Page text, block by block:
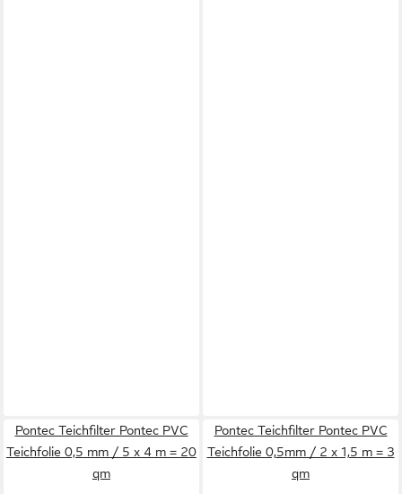
Pontec Teichfilter Pontec PVC
Teichfolie 0,5 mm / 5 x 4 m = 20
qm
Pontec Teichfilter Pontec PVC
Teichfolie 0,5mm / 2 x 1,5 m = 3
qm